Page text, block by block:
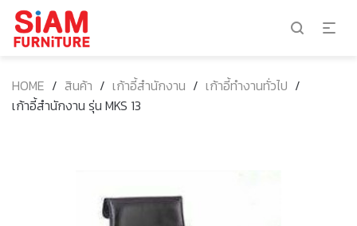
HOME / สินค้า / เก้าอี้สำนักงาน / เก้าอี้ทำงานทั่วไป /
เก้าอี้สำนักงาน รุ่น MKS 13